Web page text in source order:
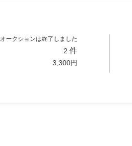
オークションは終了しました
2 件
3,300円